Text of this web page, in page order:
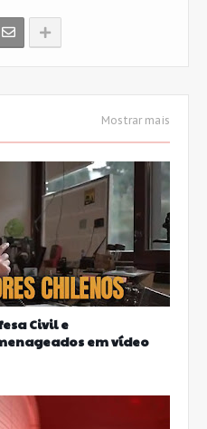
Mostrar mais
Civil e
em vídeo